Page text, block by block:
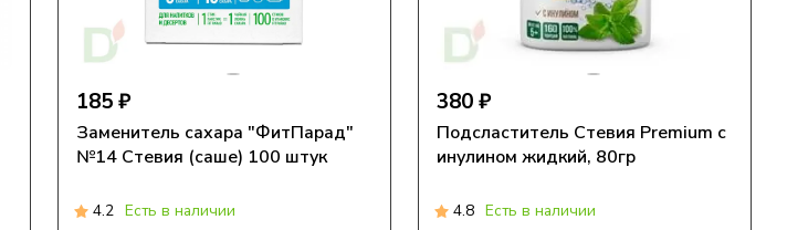
185 ₽
Заменитель сахара "ФитПарад"
№14 Стевия (саше) 100 штук
4.2 Есть в наличии
380 ₽
Подсластитель Стевия Premium с
инулином жидкий, 80гр
4.8 Есть в наличии